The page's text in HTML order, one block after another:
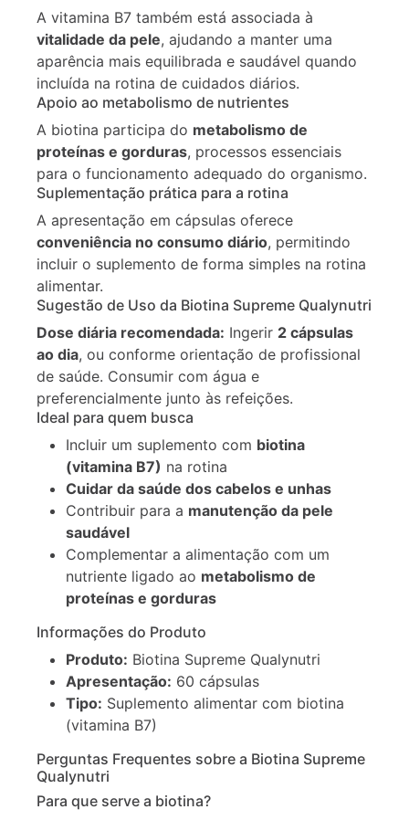
A vitamina B7 também está associada à
vitalidade da pele, ajudando a manter uma
aparência mais equilibrada e saudável quando
incluída na rotina de cuidados diários.
Apoio ao metabolismo de nutrientes
A biotina participa do metabolismo de
proteínas e gorduras, processos essenciais
para o funcionamento adequado do organismo.
Suplementação prática para a rotina
A apresentação em cápsulas oferece
conveniência no consumo diário, permitindo
incluir o suplemento de forma simples na rotina
alimentar.
Sugestão de Uso da Biotina Supreme Qualynutri
Dose diária recomendada: Ingerir 2 cápsulas
ao dia, ou conforme orientação de profissional
de saúde. Consumir com água e
preferencialmente junto às refeições.
Ideal para quem busca
Incluir um suplemento com biotina
(vitamina B7) na rotina
Cuidar da saúde dos cabelos e unhas
Contribuir para a manutenção da pele
saudável
Complementar a alimentação com um
nutriente ligado ao metabolismo de
proteínas e gorduras
Informações do Produto
Produto: Biotina Supreme Qualynutri
Apresentação: 60 cápsulas
Tipo: Suplemento alimentar com biotina
(vitamina B7)
Perguntas Frequentes sobre a Biotina Supreme
Qualynutri
Para que serve a biotina?